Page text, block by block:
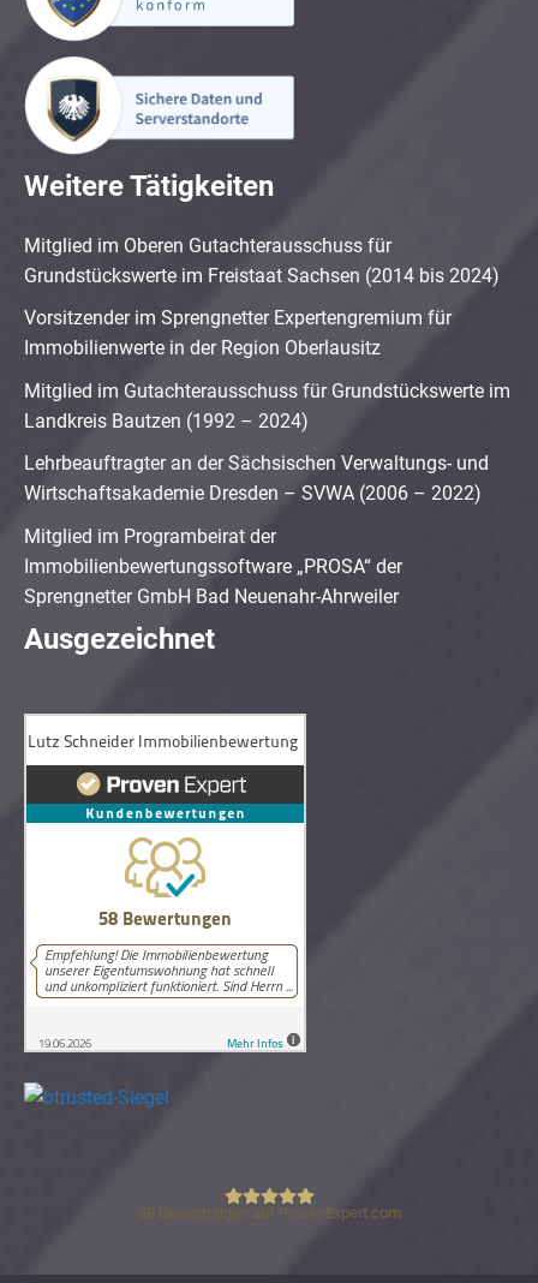
Weitere Tätigkeiten
Mitglied im Oberen Gutachterausschuss für
Grundstückswerte im Freistaat Sachsen (2014 bis 2024)
Vorsitzender im Sprengnetter Expertengremium für
Immobilienwerte in der Region Oberlausitz
Mitglied im Gutachterausschuss für Grundstückswerte im
Landkreis Bautzen (1992 – 2024)
Lehrbeauftragter an der Sächsischen Verwaltungs- und
Wirtschaftsakademie Dresden – SVWA (2006 – 2022)
Mitglied im Programbeirat der
Immobilienbewertungssoftware „PROSA“ der
Sprengnetter GmbH Bad Neuenahr-Ahrweiler
Ausgezeichnet
Lutz Schneider Immobilienbewertung
58 Bewertungen auf ProvenExpert.com